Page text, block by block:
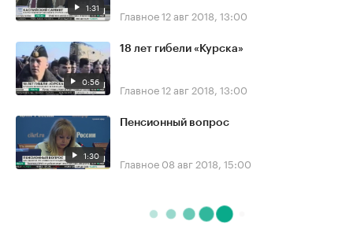
1:31 Главное12 авг 2018, 13:00
0:56
18 лет гибели «Курска»
Главное12 авг 2018, 13:00
1:30
Пенсионный вопрос
Главное 08 авг 2018, 15:00